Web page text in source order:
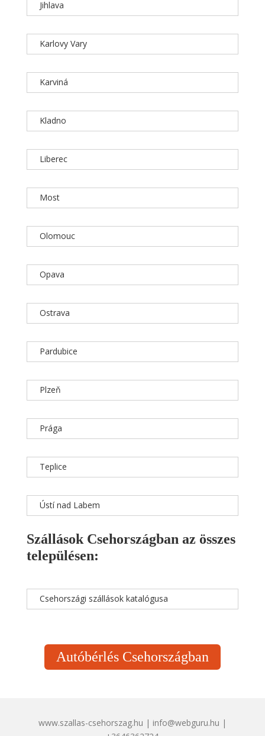
Jihlava
Karlovy Vary
Karviná
Kladno
Liberec
Most
Olomouc
Opava
Ostrava
Pardubice
Plzeň
Prága
Teplice
Ústí nad Labem
Szállások Csehországban az összes
településen:
Csehországi szállások katalógusa
Autóbérlés Csehországban
www.szallas-csehorszag.hu | info@webguru.hu |